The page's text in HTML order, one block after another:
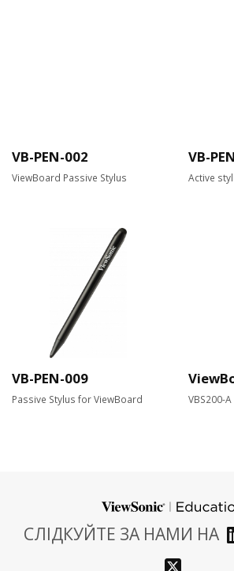
VB-PEN-002
ViewBoard Passive Stylus
VB-
Active
VB-PEN-009
Passive Stylus for ViewBoard VBS200-A
СЛІДКУЙТЕ ЗА НАМИ НА